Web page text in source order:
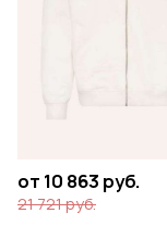
от 10 863 руб.
21 721 руб.